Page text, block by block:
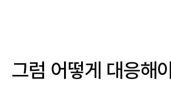
그럼 어떻게 대응해